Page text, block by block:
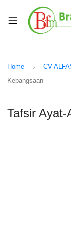
Home CV
Kebangsaan
Tafsir Ayat-